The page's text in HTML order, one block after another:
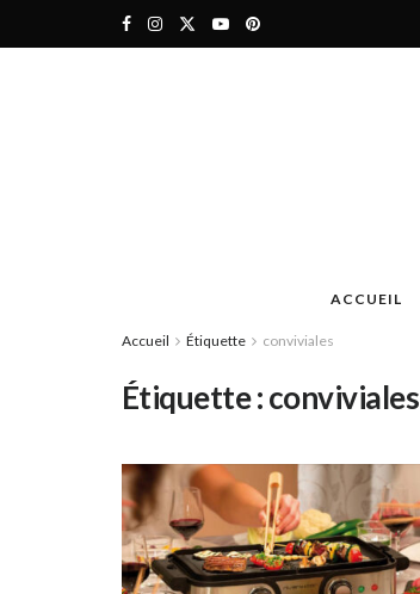
ACCUEIL
Accueil Étiquette conviviales
Étiquette :conviviales